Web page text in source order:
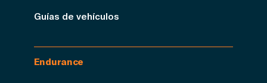
Guías de vehículos
Endurance